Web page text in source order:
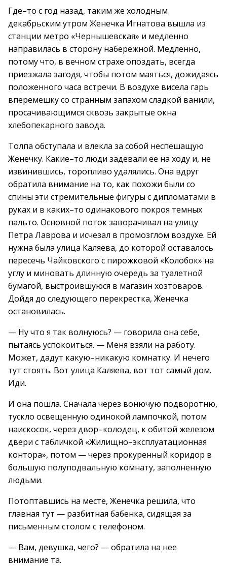
Где–то с год назад, таким же холодным
декабрьским утром Женечка Игнатова вышла из
станции метро «Чернышевская» и медленно
направилась в сторону набережной. Медленно,
потому что, в вечном страхе опоздать, всегда
приезжала загодя, чтобы потом маяться, дожидаясь
положенного часа встречи. В воздухе висела гарь
вперемешку со странным запахом сладкой ванили,
просачивающимся сквозь закрытые окна
хлебопекарного завода.
Толпа обступала и влекла за собой неспешащую
Женечку. Какие–то люди задевали ее на ходу и, не
извинившись, торопливо удалялись. Она вдруг
обратила внимание на то, как похожи были со
спины эти стремительные фигуры с дипломатами в
руках и в каких–то одинакового покроя темных
пальто. Основной поток заворачивал на улицу
Петра Лаврова и исчезал в промозглом воздухе. Ей
нужна была улица Каляева, до которой оставалось
пересечь Чайковского с пирожковой «Колобок» на
углу и миновать длинную очередь за туалетной
бумагой, выстроившуюся в магазин хозтоваров.
Дойдя до следующего перекрестка, Женечка
остановилась.
— Ну что я так волнуюсь? — говорила она себе,
пытаясь успокоиться. — Меня взяли на работу.
Может, дадут какую–никакую комнатку. И нечего
тут стоять. Вот улица Каляева, вот тот самый дом.
Иди.
И она пошла. Сначала через вонючую подворотню,
тускло освещенную одинокой лампочкой, потом
наискосок, через двор–колодец, к обитой железом
двери с табличкой «Жилищно–эксплуатационная
контора», потом — через прокуренный коридор в
большую полуподвальную комнату, заполненную
людьми.
Потоптавшись на месте, Женечка решила, что
главная тут — разбитная бабенка, сидящая за
письменным столом с телефоном.
— Вам, девушка, чего? — обратила на нее
внимание та.